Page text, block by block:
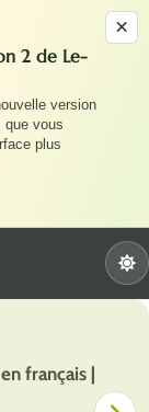
×
2 de Le-
version
que vous
plus
français |